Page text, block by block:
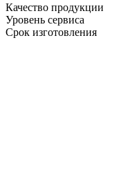
Качество продукции
Уровень сервиса
Срок изготовления